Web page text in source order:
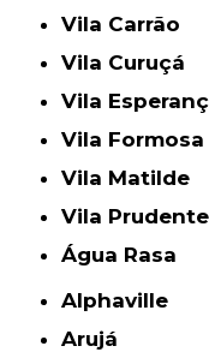
Vila Carrão
Vila Curuçá
Vila
Vila Formosa
Vila Matilde
Vila Prudente
Água Rasa
Alphaville
Arujá